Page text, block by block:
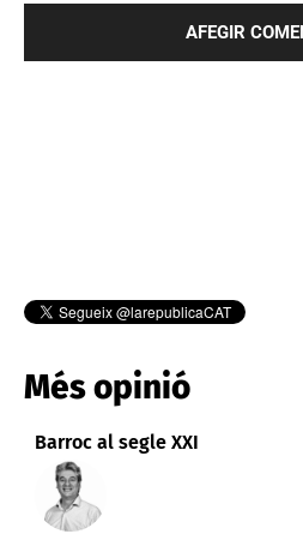
Més opinió
Barroc al segle XXI